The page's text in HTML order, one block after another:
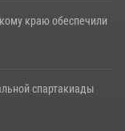
краю обеспечили
спартакиады